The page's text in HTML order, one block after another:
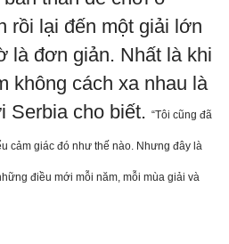
rồi lại đến một giải lớn
là đơn giản. Nhất là khi
không cách xa nhau là
Serbia cho biết. “Tôi cũng đã
cảm giác đó như thế nào. Nhưng đây là
điều mới mỗi năm, mỗi mùa giải và